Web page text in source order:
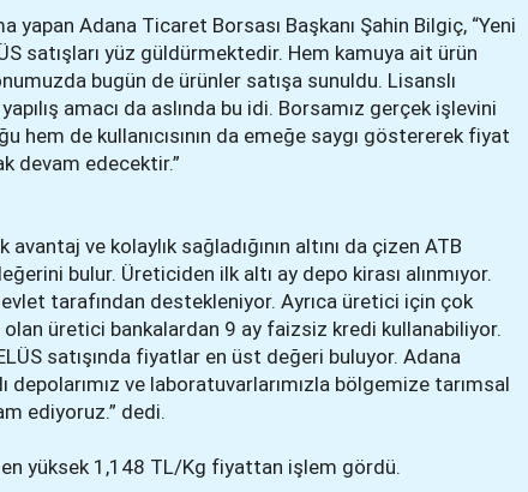
yapan Adana Ticaret Borsası Başkanı Şahin Bilgiç, “Yeni
satışları yüz güldürmektedir. Hem kamuya ait ürün
bugün de ürünler satışa sunuldu. Lisanslı
amacı da aslında bu idi. Borsamız gerçek işlevini
hem de kullanıcısının da emeğe saygı göstererek fiyat
devam edecektir.”
ve kolaylık sağladığının altını da çizen ATB
bulur. Üreticiden ilk altı ay depo kirası alınmıyor.
tarafından destekleniyor. Ayrıca üretici için çok
üretici bankalardan 9 ay faizsiz kredi kullanabiliyor.
satışında fiyatlar en üst değeri buluyor. Adana
ve laboratuvarlarımızla bölgemize tarımsal
ediyoruz.” dedi.
en yüksek 1,148 TL/Kg fiyattan işlem gördü.